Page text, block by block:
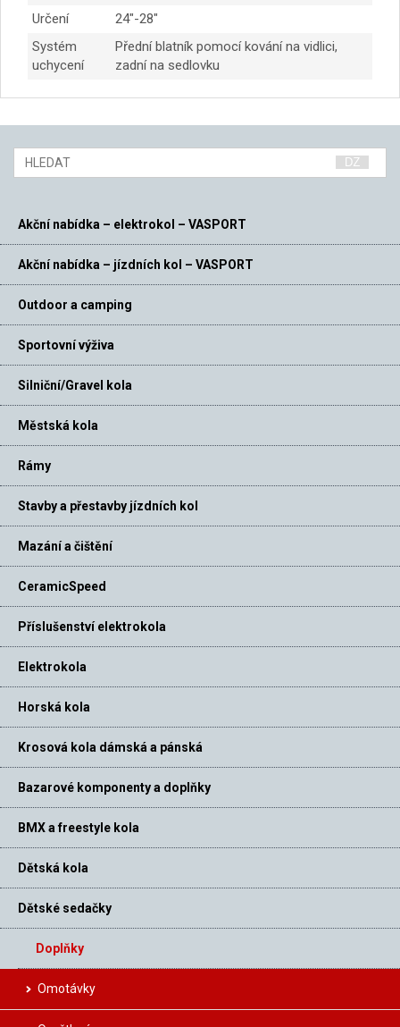
Určení
24″-28″
Systém
uchycení
Přední blatník pomocí kování na vidlici,
zadní na sedlovku
Akční nabídka – elektrokol – VASPORT
Akční nabídka – jízdních kol – VASPORT
Outdoor a camping
Sportovní výživa
Silniční/Gravel kola
Městská kola
Rámy
Stavby a přestavby jízdních kol
Mazání a čištění
CeramicSpeed
Příslušenství elektrokola
Elektrokola
Horská kola
Krosová kola dámská a pánská
Bazarové komponenty a doplňky
BMX a freestyle kola
Dětská kola
Dětské sedačky
Doplňky
Omotávky